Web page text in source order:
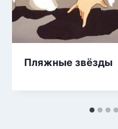
Пляжные звёзды